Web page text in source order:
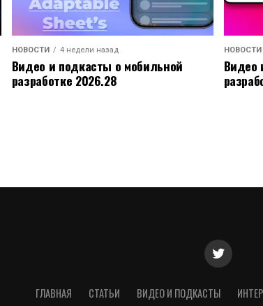
НОВОСТИ 4 недели назад
Видео и подкасты о мобильной
разработке 2026.28
НОВОСТИ
Видео
ГЛАВНАЯ СТАТЬИ ВИДЕО И ПОДКАСТЫ